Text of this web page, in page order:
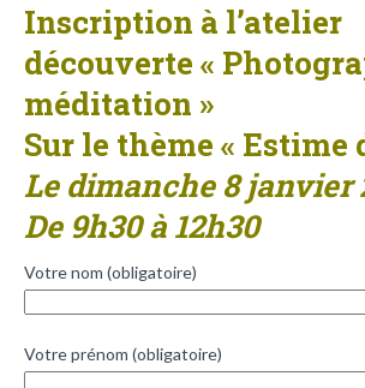
Inscription à l’atelier
découverte «
méditation »
Sur le thème « Estime
Le dimanche 8 janvier
De 9h30 à 12h30
Votre nom (obligatoire)
Votre prénom (obligatoire)